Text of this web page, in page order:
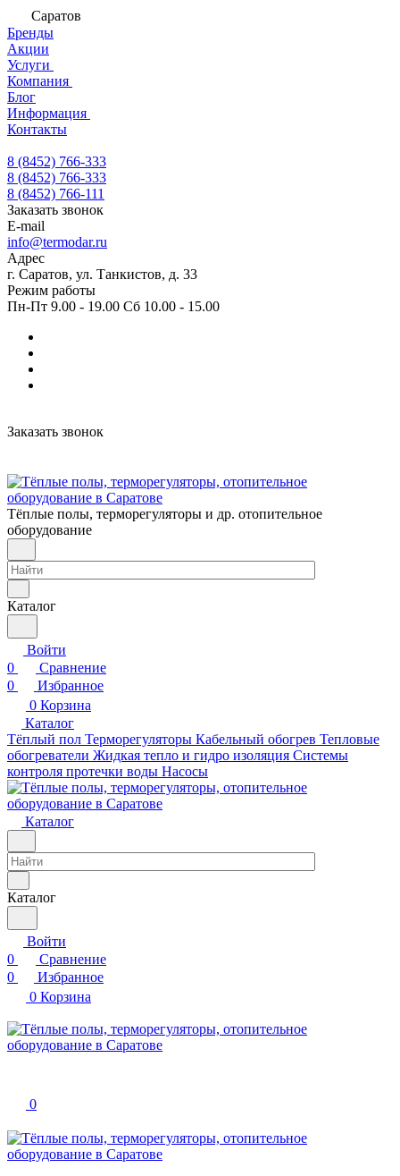
Саратов
Бренды
Акции
Услуги
Компания
Блог
Информация
Контакты
8 (8452) 766-333
8 (8452) 766-333
8 (8452) 766-111
Заказать звонок
E-mail
info@termodar.ru
Адрес
г. Саратов, ул. Танкистов, д. 33
Режим работы
Пн-Пт 9.00 - 19.00 Сб 10.00 - 15.00
Заказать звонок
Тёплые полы, терморегуляторы и др. отопительное
оборудование
Каталог
Войти
0
Сравнение
0
Избранное
0 Корзина
Каталог
Тёплый пол Терморегуляторы Кабельный обогрев Тепловые
обогреватели Жидкая тепло и гидро изоляция Системы
контроля протечки воды Насосы
Каталог
Каталог
Войти
0
Сравнение
0
Избранное
0 Корзина
0